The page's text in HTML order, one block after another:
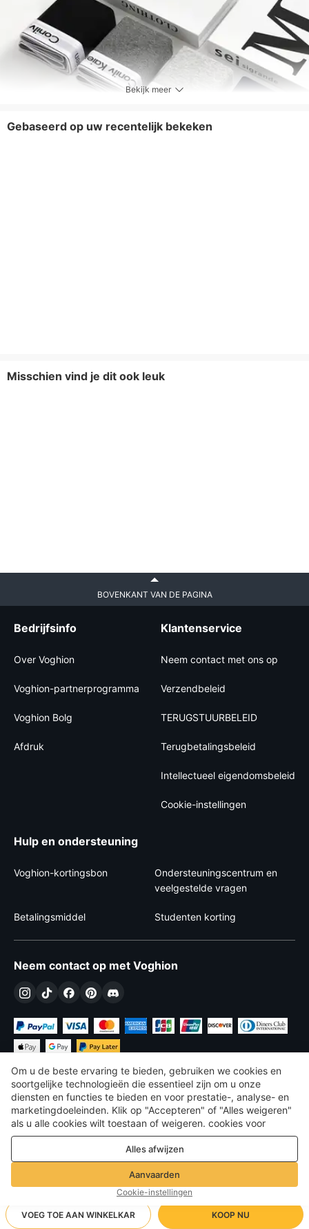
Bekijk meer
Gebaseerd op uw recentelijk bekeken
Misschien vind je dit ook leuk
VOEG TOE AAN WINKELKAR KOOP NU
BOVENKANT VAN DE PAGINA
Bedrijfsinfo
Over Voghion
Voghion-partnerprogramma
Voghion Bolg
Afdruk
Klantenservice
Neem contact met ons op
Verzendbeleid
TERUGSTUURBELEID
Terugbetalingsbeleid
Intellectueel eigendomsbeleid
Cookie-instellingen
Hulp en ondersteuning
Voghion-kortingsbon
Ondersteuningscentrum en
veelgestelde vragen
Betalingsmiddel Studenten korting
Neem contact op met Voghion
€ EUR Belgium
©2026 Voghion
algemene voorwaarden
Privacy- en cookiebeleid
Richtlijnen voor de community
Om u de beste ervaring te bieden, gebruiken we cookies en
soortgelijke technologieën die essentieel zijn om u onze
diensten en functies te bieden en voor prestatie-, analyse- en
marketingdoeleinden. Klik op "Accepteren" of "Alles weigeren"
als u alle cookies wilt toestaan ​​of weigeren. cookies voor
prestatie-, analyse- en marketingdoeleinden. Voor meer details,
Privacy- en cookiebeleid
Alles afwijzen
Aanvaarden
Cookie-instellingen